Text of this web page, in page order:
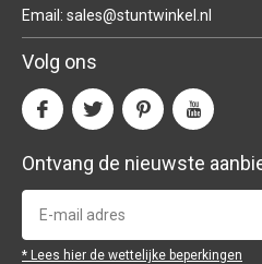
Email: sales@stuntwinkel.nl
Volg ons
Ontvang de nieuwste
* Lees hier de wettelijke beperkingen